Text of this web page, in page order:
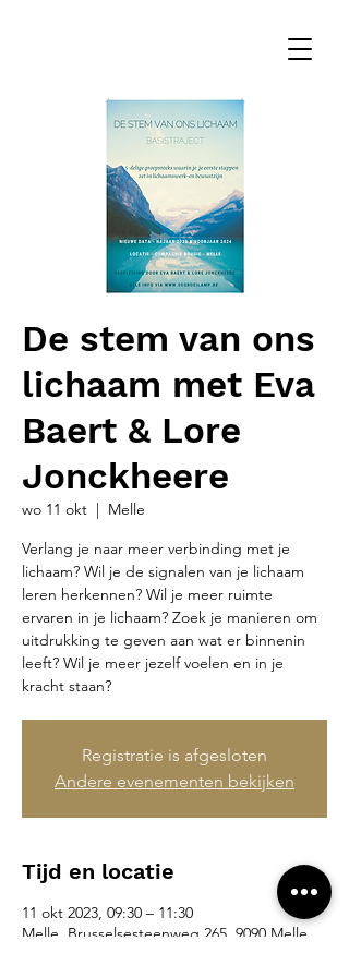
De stem van ons
lichaam met Eva
Baert & Lore
Jonckheere
wo 11 okt
  |
Melle
Verlang je naar meer verbinding met je
lichaam? Wil je de signalen van je lichaam
leren herkennen? Wil je meer ruimte
ervaren in je lichaam? Zoek je manieren om
uitdrukking te geven aan wat er binnenin
leeft? Wil je meer jezelf voelen en in je
kracht staan?
Registratie is afgesloten
Andere evenementen bekijken
Tijd en locatie
11 okt 2023, 09:30 – 11:30
Melle, Brusselsesteenweg 265, 9090 Melle,